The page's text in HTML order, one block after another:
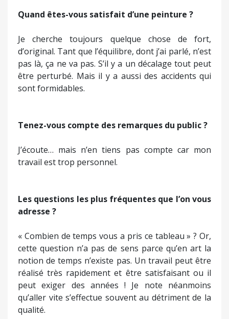
Quand êtes-vous satisfait d’une peinture ?
Je cherche toujours quelque chose de fort,
d’original. Tant que l’équilibre, dont j’ai parlé, n’est
pas là, ça ne va pas. S’il y a un décalage tout peut
être perturbé. Mais il y a aussi des accidents qui
sont formidables.
Tenez-vous compte des remarques du public ?
J’écoute… mais n’en tiens pas compte car mon
travail est trop personnel.
Les questions les plus fréquentes que l’on vous
adresse ?
« Combien de temps vous a pris ce tableau » ? Or,
cette question n’a pas de sens parce qu’en art la
notion de temps n’existe pas. Un travail peut être
réalisé très rapidement et être satisfaisant ou il
peut exiger des années ! Je note néanmoins
qu’aller vite s’effectue souvent au détriment de la
qualité.